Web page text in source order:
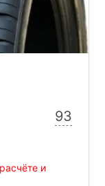
93
и